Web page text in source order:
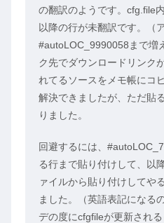
の翻訳のようです。cfg.file
以降の行が未翻訳です。（
#autoLOC_9990058まで増
ク先でダウンロードリンク
れてるソースをメモ帳にコ
解決できましたが、ただ貼
りました。
回避するには、
る行まで貼り付けして、以
ァイルから貼り付けしてや
ました。（英語表記になる
デの度にcfgfileが更新され